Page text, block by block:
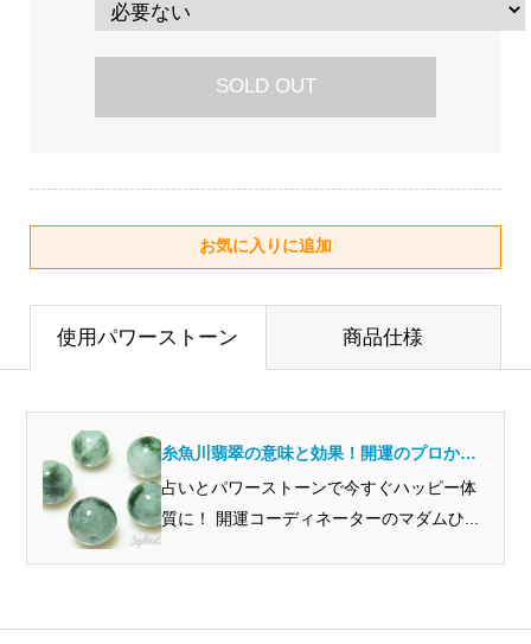
SOLD OUT
使用パワーストーン 商品仕様
糸魚川翡翠の意味と効果！開運のプロから
見るとどんな石？
占いとパワーストーンで今すぐハッピー体
質に！ 開運コーディネーターのマダムひ...